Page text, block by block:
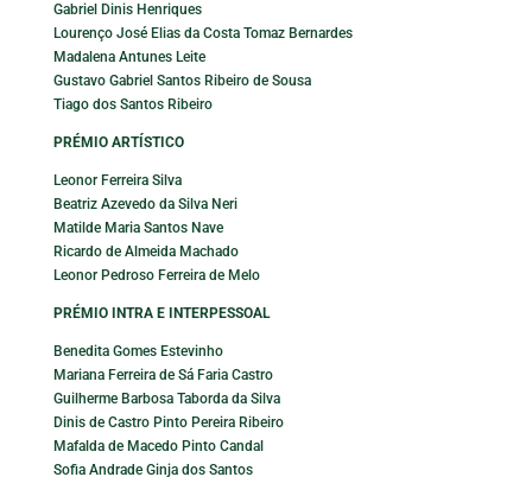
Gabriel Dinis Henriques
Lourenço José Elias da Costa Tomaz Bernardes
Madalena Antunes Leite
Gustavo Gabriel Santos Ribeiro de Sousa
Tiago dos Santos Ribeiro
PRÉMIO ARTÍSTICO
Leonor Ferreira Silva
Beatriz Azevedo da Silva Neri
Matilde Maria Santos Nave
Ricardo de Almeida Machado
Leonor Pedroso Ferreira de Melo
PRÉMIO INTRA E INTERPESSOAL
Benedita Gomes Estevinho
Mariana Ferreira de Sá Faria Castro
Guilherme Barbosa Taborda da Silva
Dinis de Castro Pinto Pereira Ribeiro
Mafalda de Macedo Pinto Candal
Sofia Andrade Ginja dos Santos